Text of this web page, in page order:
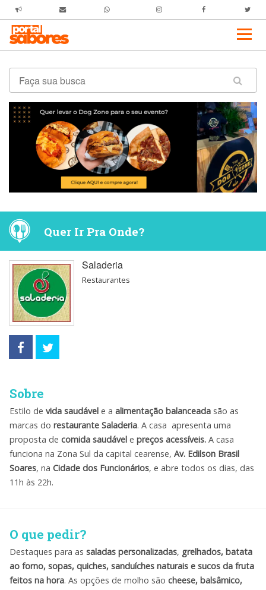
Quer Ir Pra Onde?
Saladeria
Restaurantes
Sobre
Estilo de vida saudável e a alimentação balanceada são as
marcas do restaurante Saladeria. A casa apresenta uma
proposta de comida saudável e preços acessíveis. A casa
funciona na Zona Sul da capital cearense, Av. Edilson Brasil
Soares, na Cidade dos Funcionários, e abre todos os dias, das
11h às 22h.
O que pedir?
Destaques para as saladas personalizadas, grelhados, batata
ao forno, sopas, quiches, sanduíches naturais e sucos da fruta
feitos na hora. As opções de molho são cheese, balsâmico,